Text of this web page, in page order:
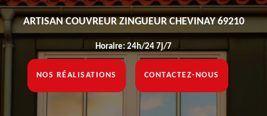
ARTISAN COUVREUR ZINGUEUR CHEVINAY 69210
Horaire: 24h/24 7j/7
NOS RÉALISATIONS CONTACTEZ-NOUS